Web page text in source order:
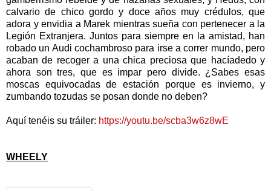
calvario de chico gordo y doce años muy crédulos, que
adora y envidia a Marek mientras sueña con pertenecer a la
Legión Extranjera. Juntos para siempre en la amistad, han
robado un Audi cochambroso para irse a correr mundo, pero
acaban de recoger a una chica preciosa que hacíadedo y
ahora son tres, que es impar pero divide. ¿Sabes esas
moscas equivocadas de estación porque es invierno, y
zumbando tozudas se posan donde no deben?
Aquí tenéis su tráiler: https://youtu.be/scba3w6z8wE
WHEELY